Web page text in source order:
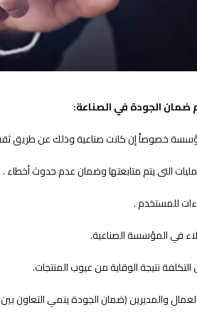
ضمان الجودة في الصناعة: